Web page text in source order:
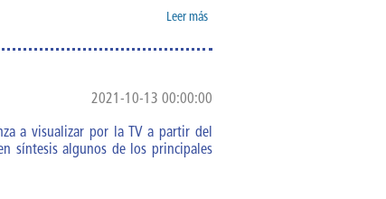
Leer más
ESCEG para
inauguración
2021-10-13 00:00:00
a visualizar por la TV a partir del
síntesis algunos de los principales